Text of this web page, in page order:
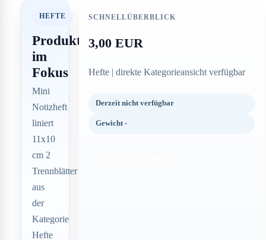
HEFTE
Produkt
im
Fokus
Mini
Notizheft
liniert
11x10
cm 2
Trennblätter
aus
der
Kategorie
Hefte
SCHNELLÜBERBLICK
3,00 EUR
Hefte | direkte Kategorieansicht verfügbar
Derzeit nicht verfügbar
Gewicht -